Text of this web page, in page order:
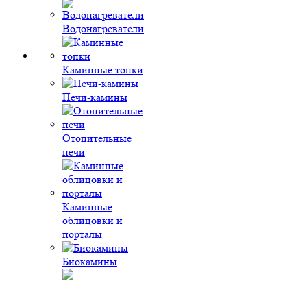
Водонагреватели
Каминные топки
Печи-камины
Отопительные
печи
Каминные
облицовки и
порталы
Биокамины